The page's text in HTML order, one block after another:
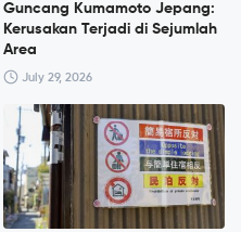
Guncang Kumamoto Jepang:
Kerusakan Terjadi di Sejumlah
Area
July 29, 2026